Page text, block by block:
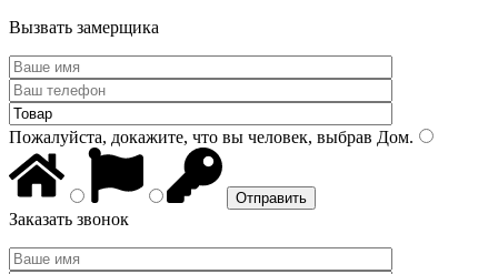
Вызвать замерщика
Пожалуйста, докажите, что вы человек, выбрав Дом.
Заказать звонок